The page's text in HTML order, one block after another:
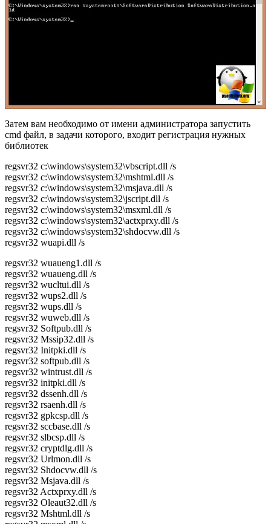
Затем вам необходимо от имени администратора запустить
cmd файл, в задачи которого, входит регистрация нужных
библиотек
regsvr32 c:\windows\system32\vbscript.dll /s
regsvr32 c:\windows\system32\mshtml.dll /s
regsvr32 c:\windows\system32\msjava.dll /s
regsvr32 c:\windows\system32\jscript.dll /s
regsvr32 c:\windows\system32\msxml.dll /s
regsvr32 c:\windows\system32\actxprxy.dll /s
regsvr32 c:\windows\system32\shdocvw.dll /s
regsvr32 wuapi.dll /s
regsvr32 wuaueng1.dll /s
regsvr32 wuaueng.dll /s
regsvr32 wucltui.dll /s
regsvr32 wups2.dll /s
regsvr32 wups.dll /s
regsvr32 wuweb.dll /s
regsvr32 Softpub.dll /s
regsvr32 Mssip32.dll /s
regsvr32 Initpki.dll /s
regsvr32 softpub.dll /s
regsvr32 wintrust.dll /s
regsvr32 initpki.dll /s
regsvr32 dssenh.dll /s
regsvr32 rsaenh.dll /s
regsvr32 gpkcsp.dll /s
regsvr32 sccbase.dll /s
regsvr32 slbcsp.dll /s
regsvr32 cryptdlg.dll /s
regsvr32 Urlmon.dll /s
regsvr32 Shdocvw.dll /s
regsvr32 Msjava.dll /s
regsvr32 Actxprxy.dll /s
regsvr32 Oleaut32.dll /s
regsvr32 Mshtml.dll /s